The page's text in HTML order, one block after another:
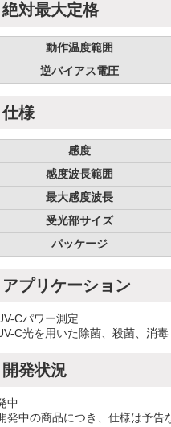
絶対最大定格
動作温度範囲
逆バイアス電圧
仕様
感度
感度波長範囲
最大感度波長
受光部サイズ
パッケージ
アプリケーション
Cパワー測定
C光を用いた除菌、殺菌、消毒
開発状況
中
発中の商品につき、仕様は予告